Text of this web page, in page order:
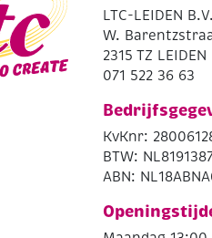
LTC-LEIDEN B.V.
W.
2315 TZ LEIDEN
071 522 36 63
KvKnr:
BTW:
ABN: